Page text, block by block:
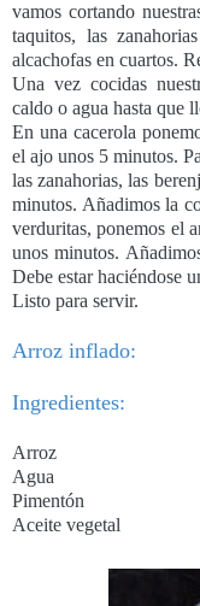
vamos cortando
taquitos, las
alcachofas en cuartos.
Una vez cocidas
caldo o agua hasta que
En una cacerola
el ajo unos 5 minutos.
las zanahorias, las
minutos. Añadimos la
verduritas, ponemos el
unos minutos.
Debe estar haciéndose
Listo para servir.
Arroz inflado:
Ingredientes:
Arroz
Agua
Pimentón
Aceite vegetal